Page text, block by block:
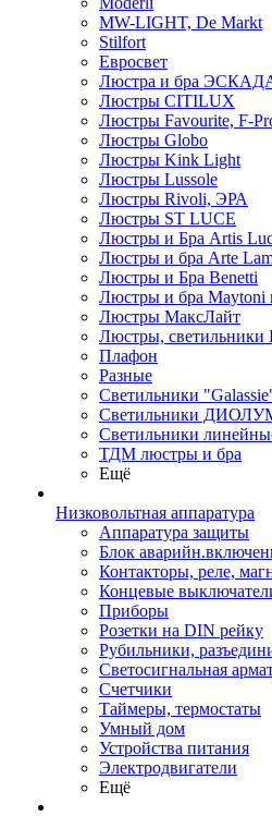
MW-LIGHT, De Markt
Stilfort
Евросвет
Люстра и бра
Люстры CITILUX
Люстры Favourite, F-
Люстры Globo
Люстры Kink Light
Люстры Lussole
Люстры Rivoli, ЭРА
Люстры ST LUCE
Люстры и Бра Artis
Люстры и бра Arte
Люстры и Бра Benetti
Люстры и бра Maytoni
Люстры МаксЛайт
Люстры, светильники
Плафон
Разные
Светильники
Светильники
Светильники
ТДМ люстры и бра
Ещё
Низковольтная аппаратура
Аппаратура защиты
Блок
Контакторы, реле,
Концевые
Приборы
Розетки на DIN рейку
Рубильники,
Светосигнальная
Счетчики
Таймеры, термостаты
Умный дом
Устройства питания
Электродвигатели
Ещё